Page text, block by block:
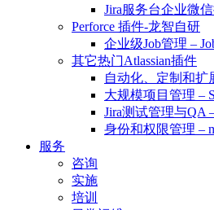
Jira服务台企业微
Perforce 插件-龙智自研
企业级Job管理 –
其它热门Atlassian插件
自动化、定制和扩
大规模项目管理 –
Jira测试管理与QA
身份和权限管理 –
服务
咨询
实施
培训